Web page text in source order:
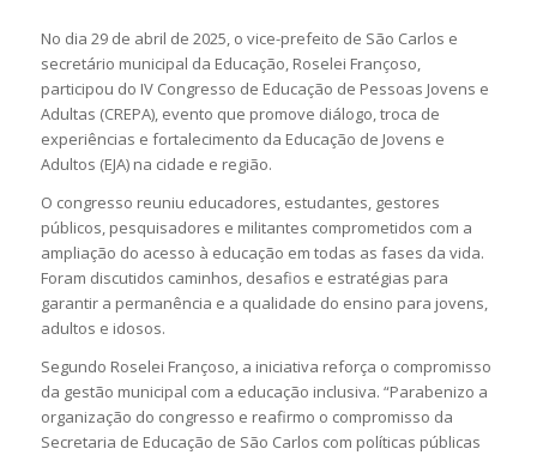
No dia 29 de abril de 2025, o vice-prefeito de São Carlos e
secretário municipal da Educação, Roselei Françoso,
participou do IV Congresso de Educação de Pessoas Jovens e
Adultas (CREPA), evento que promove diálogo, troca de
experiências e fortalecimento da Educação de Jovens e
Adultos (EJA) na cidade e região.
O congresso reuniu educadores, estudantes, gestores
públicos, pesquisadores e militantes comprometidos com a
ampliação do acesso à educação em todas as fases da vida.
Foram discutidos caminhos, desafios e estratégias para
garantir a permanência e a qualidade do ensino para jovens,
adultos e idosos.
Segundo Roselei Françoso, a iniciativa reforça o compromisso
da gestão municipal com a educação inclusiva. “Parabenizo a
organização do congresso e reafirmo o compromisso da
Secretaria de Educação de São Carlos com políticas públicas